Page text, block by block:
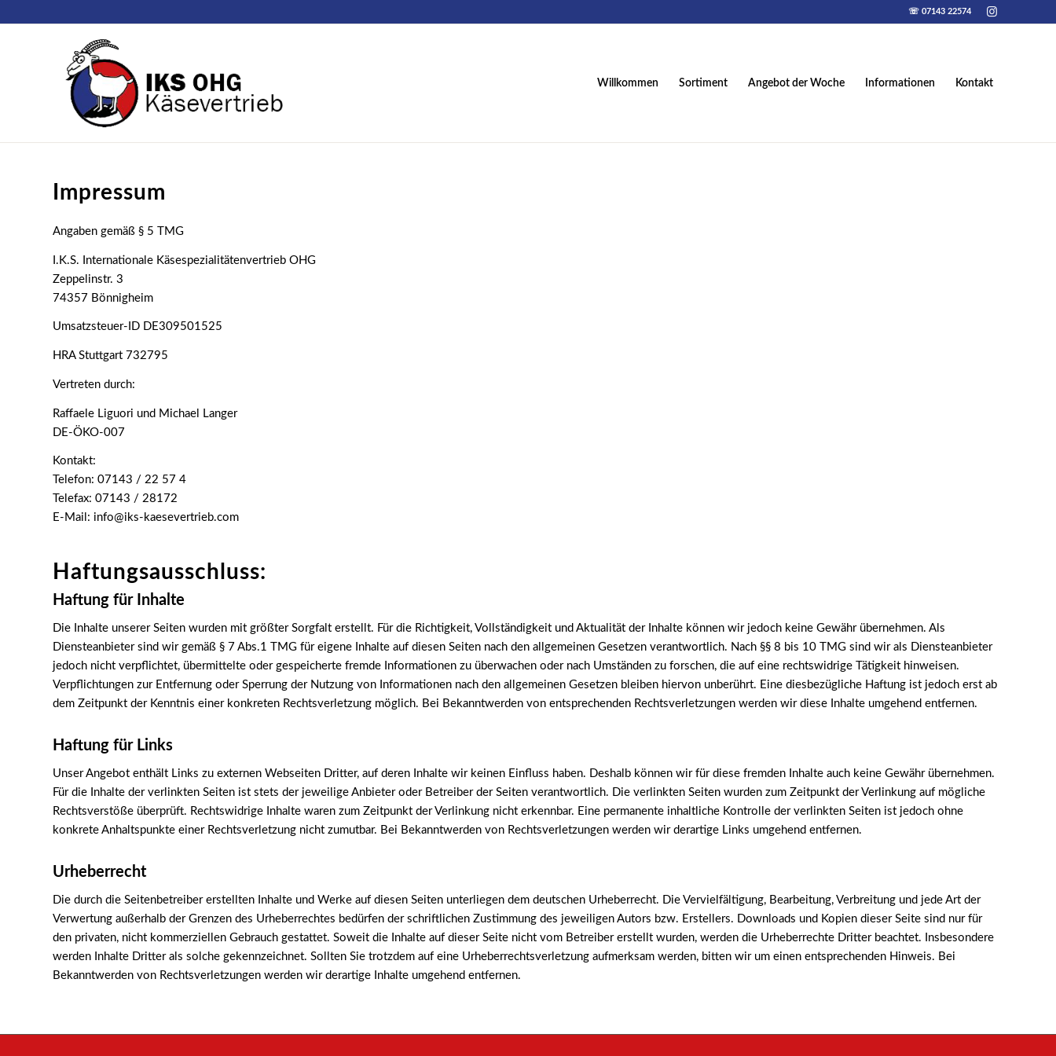
☏ 07143 22574
Willkommen Sortiment Angebot der Woche Informationen Kontakt
Impressum
Angaben gemäß § 5 TMG
I.K.S. Internationale Käsespezialitätenvertrieb OHG
Zeppelinstr. 3
74357 Bönnigheim
Umsatzsteuer-ID DE309501525
HRA Stuttgart 732795
Vertreten durch:
Raffaele Liguori und Michael Langer
DE-ÖKO-007
Kontakt:
Telefon: 07143 / 22 57 4
Telefax: 07143 / 28172
E-Mail: info@iks-kaesevertrieb.com
Haftungsausschluss:
Haftung für Inhalte
Die Inhalte unserer Seiten wurden mit größter Sorgfalt erstellt. Für die Richtigkeit, Vollständigkeit und Aktualität der Inhalte können wir jedoch keine Gewähr übernehmen. Als
Diensteanbieter sind wir gemäß § 7 Abs.1 TMG für eigene Inhalte auf diesen Seiten nach den allgemeinen Gesetzen verantwortlich. Nach §§ 8 bis 10 TMG sind wir als Diensteanbieter
jedoch nicht verpflichtet, übermittelte oder gespeicherte fremde Informationen zu überwachen oder nach Umständen zu forschen, die auf eine rechtswidrige Tätigkeit hinweisen.
Verpflichtungen zur Entfernung oder Sperrung der Nutzung von Informationen nach den allgemeinen Gesetzen bleiben hiervon unberührt. Eine diesbezügliche Haftung ist jedoch erst ab
dem Zeitpunkt der Kenntnis einer konkreten Rechtsverletzung möglich. Bei Bekanntwerden von entsprechenden Rechtsverletzungen werden wir diese Inhalte umgehend entfernen.
Haftung für Links
Unser Angebot enthält Links zu externen Webseiten Dritter, auf deren Inhalte wir keinen Einfluss haben. Deshalb können wir für diese fremden Inhalte auch keine Gewähr übernehmen.
Für die Inhalte der verlinkten Seiten ist stets der jeweilige Anbieter oder Betreiber der Seiten verantwortlich. Die verlinkten Seiten wurden zum Zeitpunkt der Verlinkung auf mögliche
Rechtsverstöße überprüft. Rechtswidrige Inhalte waren zum Zeitpunkt der Verlinkung nicht erkennbar. Eine permanente inhaltliche Kontrolle der verlinkten Seiten ist jedoch ohne
konkrete Anhaltspunkte einer Rechtsverletzung nicht zumutbar. Bei Bekanntwerden von Rechtsverletzungen werden wir derartige Links umgehend entfernen.
Urheberrecht
Die durch die Seitenbetreiber erstellten Inhalte und Werke auf diesen Seiten unterliegen dem deutschen Urheberrecht. Die Vervielfältigung, Bearbeitung, Verbreitung und jede Art der
Verwertung außerhalb der Grenzen des Urheberrechtes bedürfen der schriftlichen Zustimmung des jeweiligen Autors bzw. Erstellers. Downloads und Kopien dieser Seite sind nur für
den privaten, nicht kommerziellen Gebrauch gestattet. Soweit die Inhalte auf dieser Seite nicht vom Betreiber erstellt wurden, werden die Urheberrechte Dritter beachtet. Insbesondere
werden Inhalte Dritter als solche gekennzeichnet. Sollten Sie trotzdem auf eine Urheberrechtsverletzung aufmerksam werden, bitten wir um einen entsprechenden Hinweis. Bei
Bekanntwerden von Rechtsverletzungen werden wir derartige Inhalte umgehend entfernen.